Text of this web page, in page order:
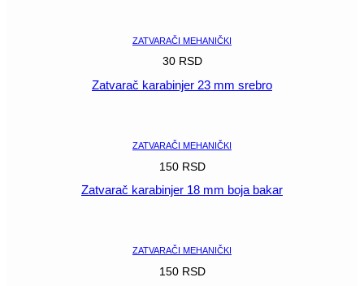
ZATVARAČI MEHANIČKI
30 RSD
Zatvarač karabinjer 23 mm srebro
ZATVARAČI MEHANIČKI
150 RSD
Zatvarač karabinjer 18 mm boja bakar
ZATVARAČI MEHANIČKI
150 RSD